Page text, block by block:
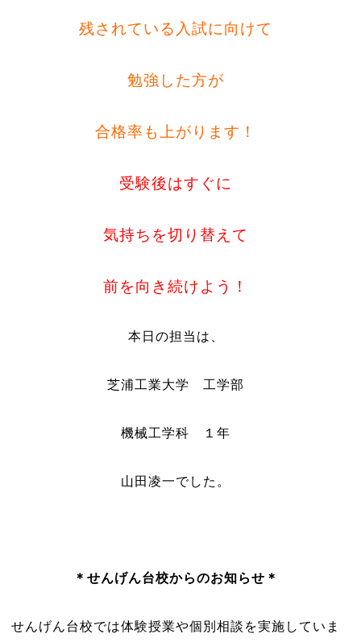
残されている入試に向けて
勉強した方が
合格率も上がります！
受験後はすぐに
気持ちを切り替えて
前を向き続けよう！
本日の担当は、
芝浦工業大学 工学部
機械工学科 １年
山田凌一でした。
＊ せんげん台校からのお知らせ＊
せんげん台校では体験授業や個別相談を実施していま